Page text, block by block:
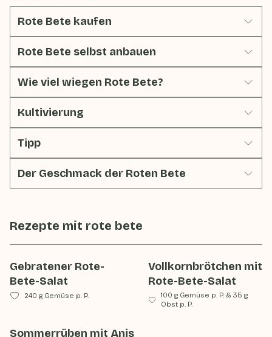
Rote Bete kaufen
Rote Bete selbst anbauen
Wie viel wiegen Rote Bete?
Kultivierung
Tipp
Der Geschmack der Roten Bete
Rezepte mit rote bete
Gebratener Rote-
Bete-Salat
240 g Gemüse p. P.
Vollkornbrötchen mit
Rote-Bete-Salat
100 g Gemüse p. P. &35 g
Obst p. P.
Sommerrüben mit Anis